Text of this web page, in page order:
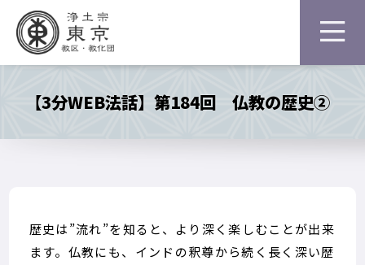
【3分WEB法話】第184回 仏教の歴史②
歴史は”流れ”を知ると、より深く楽しむことが出来
ます。仏教にも、インドの釈尊から続く長く深い歴